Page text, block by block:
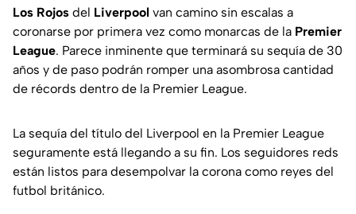
Los Rojos del Liverpool van camino sin escalas a
coronarse por primera vez como monarcas de la Premier
League. Parece inminente que terminará su sequía de 30
años y de paso podrán romper una asombrosa cantidad
de récords dentro de la Premier League.
La sequía del título del Liverpool en la Premier League
seguramente está llegando a su fin. Los seguidores reds
están listos para desempolvar la corona como reyes del
futbol británico.